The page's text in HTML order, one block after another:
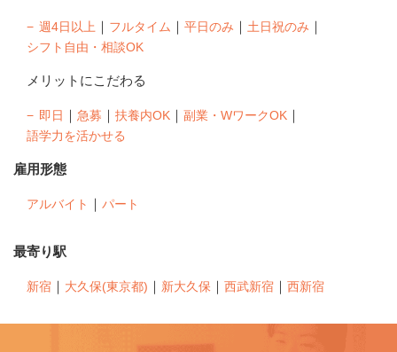
週4日以上 ｜ フルタイム ｜ 平日のみ ｜ 土日祝のみ ｜
シフト自由・相談OK
メリットにこだわる
即日 ｜ 急募 ｜ 扶養内OK ｜ 副業・WワークOK ｜
語学力を活かせる
雇用形態
アルバイト ｜ パート
最寄り駅
新宿 ｜ 大久保(東京都) ｜ 新大久保 ｜ 西武新宿 ｜ 西新宿